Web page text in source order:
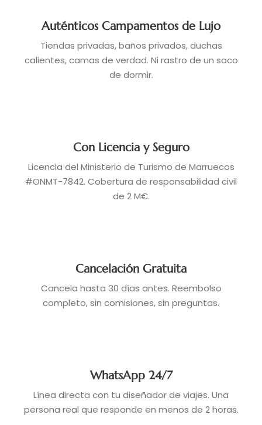
Auténticos Campamentos de Lujo
Tiendas privadas, baños privados, duchas
calientes, camas de verdad. Ni rastro de un saco
de dormir.
Con Licencia y Seguro
Licencia del Ministerio de Turismo de Marruecos
#ONMT-7842. Cobertura de responsabilidad civil
de 2 M€.
Cancelación Gratuita
Cancela hasta 30 días antes. Reembolso
completo, sin comisiones, sin preguntas.
WhatsApp 24/7
Línea directa con tu diseñador de viajes. Una
persona real que responde en menos de 2 horas.